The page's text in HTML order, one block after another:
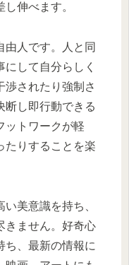
伸べます。
由人です。人と同
して自分らしく
渉されたり強制さ
断し即行動できる
ットワークが軽
たりすることを楽
美意識を持ち、
きません。好奇心
ち、最新の情報に